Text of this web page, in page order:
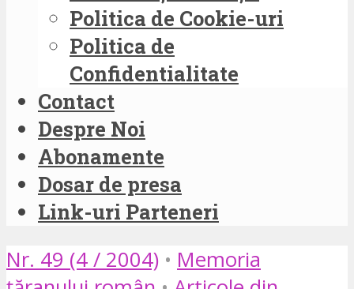
Politica de Cookie-uri
Politica de
Confidentialitate
Contact
Despre Noi
Abonamente
Dosar de presa
Link-uri Parteneri
Nr. 49 (4 / 2004) • Memoria